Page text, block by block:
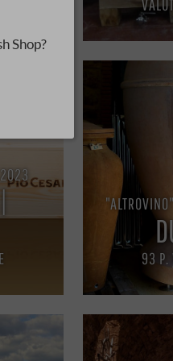
93 P.
Shop?